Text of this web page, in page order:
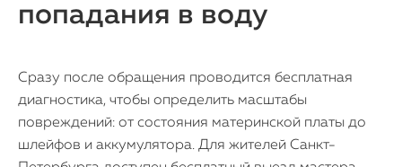
попадания в воду
Сразу после обращения проводится бесплатная
диагностика, чтобы определить масштабы
повреждений: от состояния материнской платы до
шлейфов и аккумулятора. Для жителей Санкт-